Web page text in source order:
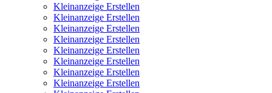
Kleinanzeige Erstellen
Kleinanzeige Erstellen
Kleinanzeige Erstellen
Kleinanzeige Erstellen
Kleinanzeige Erstellen
Kleinanzeige Erstellen
Kleinanzeige Erstellen
Kleinanzeige Erstellen